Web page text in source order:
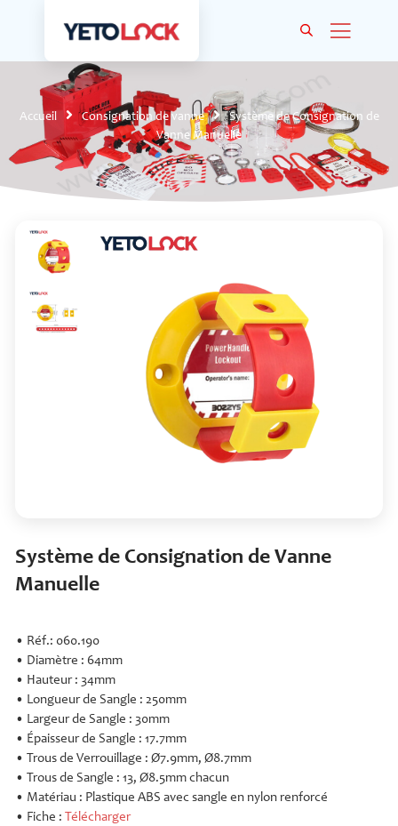
Accueil Consignation de vanne
Système de Consignation de
Vanne Manuelle
Système de Consignation de Vanne
Manuelle
• Réf.: 060.190
• Diamètre : 64mm
• Hauteur : 34mm
• Longueur de Sangle : 250mm
• Largeur de Sangle : 30mm
• Épaisseur de Sangle : 17.7mm
• Trous de Verrouillage : Ø7.9mm, Ø8.7mm
• Trous de Sangle : 13, Ø8.5mm chacun
• Matériau : Plastique ABS avec sangle en nylon renforcé
• Fiche : Télécharger